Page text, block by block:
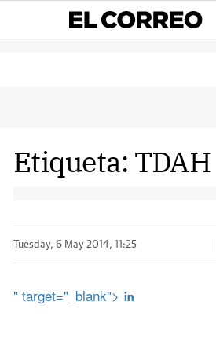
Etiqueta: TDAH
Tuesday, 6 May 2014, 11:25
" target="_blank">